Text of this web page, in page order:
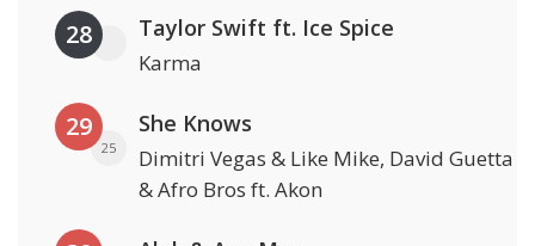
28 Taylor Swift ft. Ice Spice
Karma
29
25
She Knows
Dimitri Vegas & Like Mike, David Guetta
& Afro Bros ft. Akon